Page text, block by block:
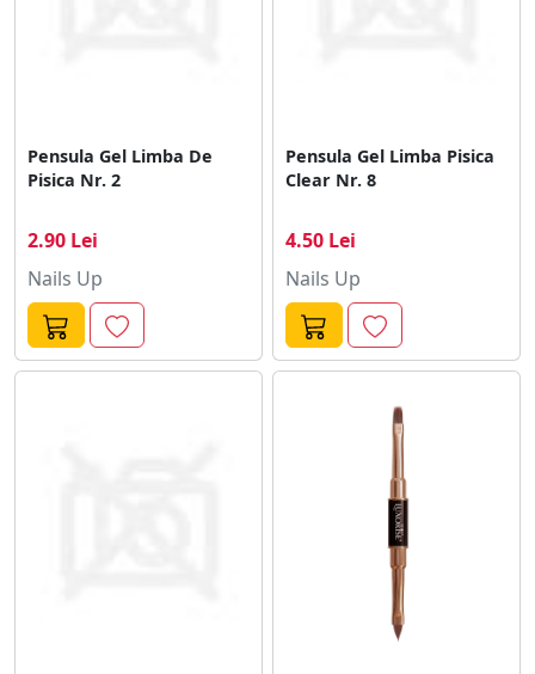
Pensula Gel Limba De
Pisica Nr. 2
2.90 Lei
Nails Up
Pensula Gel Limba Pisica
Clear Nr. 8
4.50 Lei
Nails Up